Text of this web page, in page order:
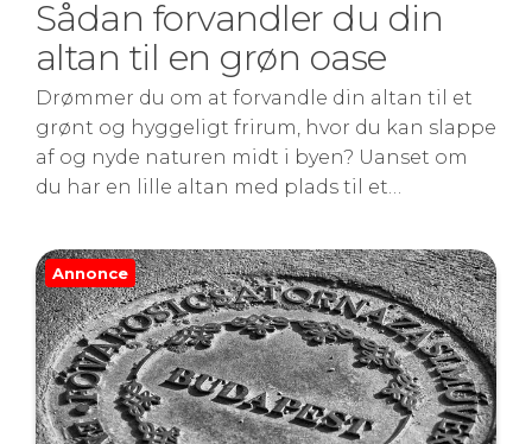
Sådan forvandler du din
altan til en grøn oase
Drømmer du om at forvandle din altan til et
grønt og hyggeligt frirum, hvor du kan slappe
af og nyde naturen midt i byen? Uanset om
du har en lille altan med plads til et…
Annonce